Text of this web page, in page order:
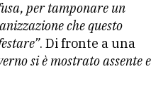
per tamponare un
che questo
. Di fronte a una
si è mostrato assente e